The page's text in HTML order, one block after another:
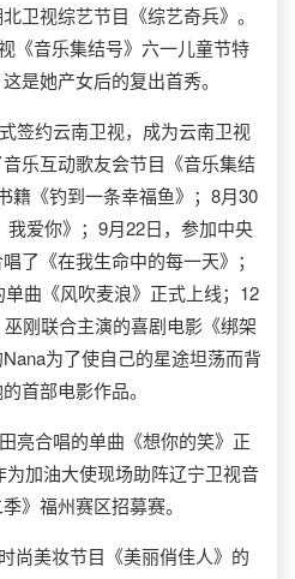
卫视综艺节目《综艺奇兵》。
《音乐集结号》六一儿童节特
是她产女后的复出首秀。
签约云南卫视，成为云南卫视
乐互动歌友会节目《音乐集结
籍《钓到一条幸福鱼》；8月30
爱你》；9月22日，参加中央
了《在我生命中的每一天》；
曲《风吹麦浪》正式上线；12
刚联合主演的喜剧电影《绑架
为了使自己的星途坦荡而背
首部电影作品。
亮合唱的单曲《想你的笑》正
加油大使现场助阵辽宁卫视音
》福州赛区招募赛。
尚美妆节目《美丽俏佳人》的